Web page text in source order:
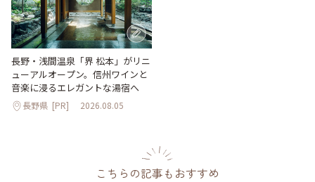
長野・浅間温泉「界 松本」がリニ
ューアルオープン。信州ワインと
音楽に浸るエレガントな湯宿へ
長野県 [PR] 2026.08.05
こちらの記事もおすすめ